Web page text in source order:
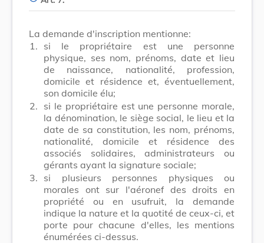
La demande d'inscription mentionne:
1. si le propriétaire est une personne
physique, ses nom, prénoms, date et lieu
de naissance, nationalité, profession,
domicile et résidence et, éventuellement,
son domicile élu;
2. si le propriétaire est une personne morale,
la dénomination, le siège social, le lieu et la
date de sa constitution, les nom, prénoms,
nationalité, domicile et résidence des
associés solidaires, administrateurs ou
gérants ayant la signature sociale;
3. si plusieurs personnes physiques ou
morales ont sur l'aéronef des droits en
propriété ou en usufruit, la demande
indique la nature et la quotité de ceux-ci, et
porte pour chacune d'elles, les mentions
énumérées ci-dessus.